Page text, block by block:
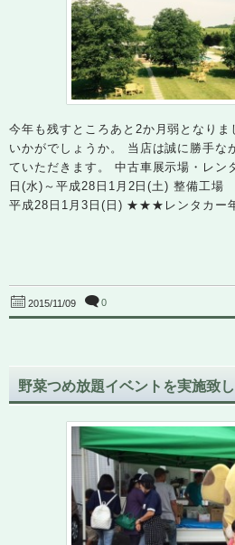
今年も残すところあと2か月弱となり
いかがでしょうか。 当店は誠に勝手な
ていただきます。 中古車展示場・レ
日(水)～平成28日1月2日(土) 整備工
平成28日1月3日(日) ★★★レンタカー
2015/11/09 0
野菜つめ放題イベントを実施致